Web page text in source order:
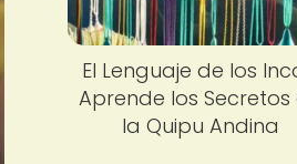
El Lenguaje de los
Aprende los Secretos
la Quipu Andina